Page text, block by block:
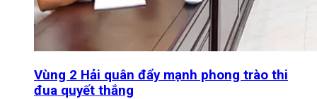
Vùng 2 Hải quân đẩy mạnh phong trào thi
đua quyết thắng